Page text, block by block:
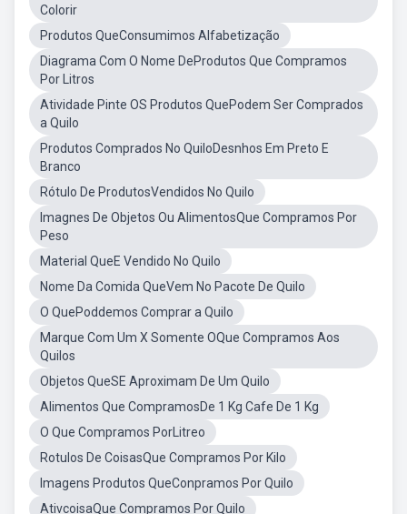
Colorir
Produtos QueConsumimos Alfabetização
Diagrama Com O Nome DeProdutos Que Compramos
Por Litros
Atividade Pinte OS Produtos QuePodem Ser Comprados
a Quilo
Produtos Comprados No QuiloDesnhos Em Preto E
Branco
Rótulo De ProdutosVendidos No Quilo
Imagnes De Objetos Ou AlimentosQue Compramos Por
Peso
Material QueE Vendido No Quilo
Nome Da Comida QueVem No Pacote De Quilo
O QuePoddemos Comprar a Quilo
Marque Com Um X Somente OQue Compramos Aos
Quilos
Objetos QueSE Aproximam De Um Quilo
Alimentos Que CompramosDe 1 Kg Cafe De 1 Kg
O Que Compramos PorLitreo
Rotulos De CoisasQue Compramos Por Kilo
Imagens Produtos QueConpramos Por Quilo
AtivcoisaQue Compramos Por Quilo